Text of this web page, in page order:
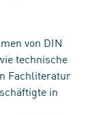
von DIN
technische
Fachliteratur
in